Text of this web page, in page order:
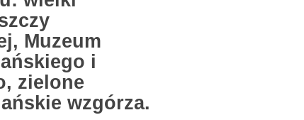
Muzeum
i
zielone
wzgórza.